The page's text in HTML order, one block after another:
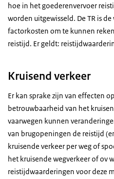
hoe in het goederenvervoer
worden uitgewisseld. De TR is
factorkosten om te kunnen
reistijd. Er geldt:
Kruisend verkeer
Er kan sprake zijn van effecten
betrouwbaarheid van het
vaarwegen kunnen
van brugopeningen de reistijd
kruisende verkeer per weg of
het kruisende wegverkeer of ov
reistijdwaarderingen voor deze